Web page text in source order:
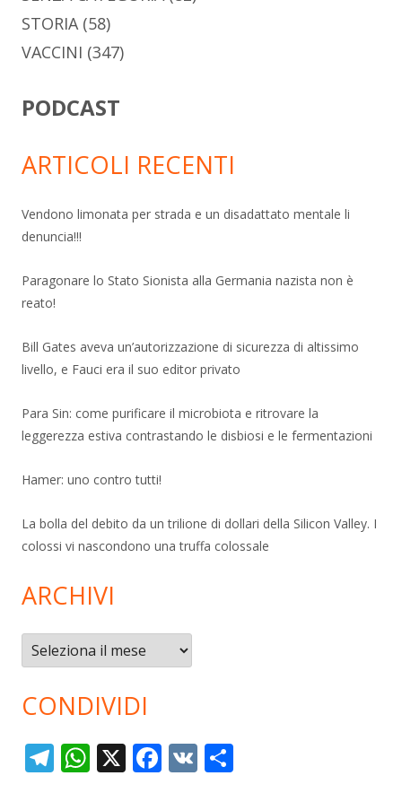
STORIA(58)
VACCINI (347)
PODCAST
ARTICOLI RECENTI
Vendono limonata per strada e un disadattato mentale li
denuncia!!!
Paragonare lo Stato Sionista alla Germania nazista non è
reato!
Bill Gates aveva un’autorizzazione di sicurezza di altissimo
livello, e Fauci era il suo editor privato
Para Sin: come purificare il microbiota e ritrovare la
leggerezza estiva contrastando le disbiosi e le fermentazioni
Hamer: uno contro tutti!
La bolla del debito da un trilione di dollari della Silicon Valley. I
colossi vi nascondono una truffa colossale
ARCHIVI
Archivi
CONDIVIDI
T W X F V